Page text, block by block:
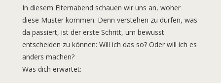
In diesem Elternabend schauen wir uns an, woher
diese Muster kommen. Denn verstehen zu dürfen, was
da passiert, ist der erste Schritt, um bewusst
entscheiden zu können: Will ich das so? Oder will ich es
anders machen?
Was dich erwartet: